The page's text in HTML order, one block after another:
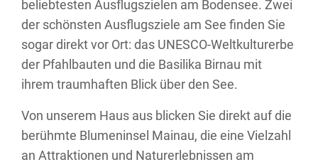
beliebtesten Ausflugszielen am Bodensee. Zwei
der schönsten Ausflugsziele am See finden Sie
sogar direkt vor Ort: das UNESCO-Weltkulturerbe
der Pfahlbauten und die Basilika Birnau mit
ihrem traumhaften Blick über den See.
Von unserem Haus aus blicken Sie direkt auf die
berühmte Blumeninsel Mainau, die eine Vielzahl
an Attraktionen und Naturerlebnissen am